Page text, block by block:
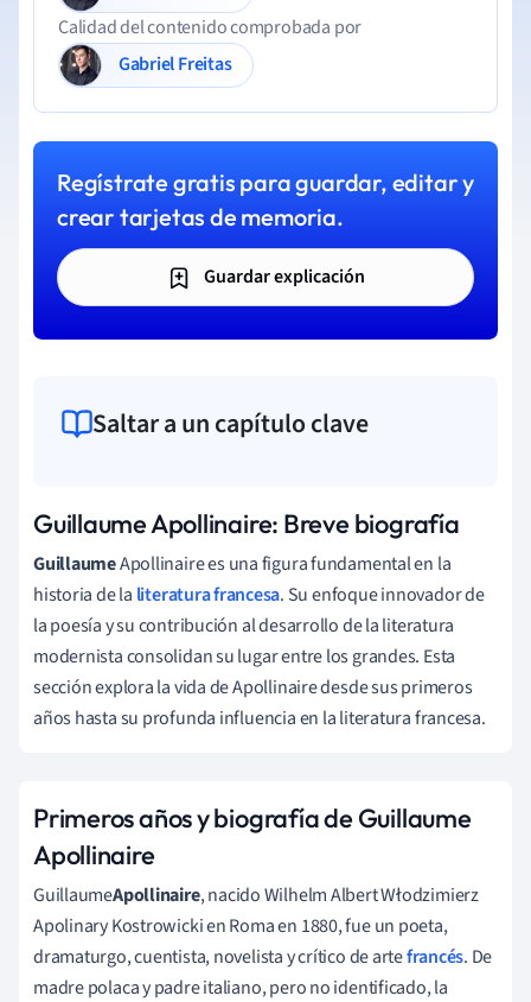
Calidad del contenido comprobada por
Gabriel Freitas
Regístrate gratis para guardar, editar y
crear tarjetas de memoria.
Guardar explicación
Saltar a un capítulo clave
Guillaume Apollinaire: Breve biografía
GuillaumeApollinaire es una figura fundamental en la
historia de la literatura francesa. Su enfoque innovador de
la poesía y su contribución al desarrollo de la literatura
modernista consolidan su lugar entre los grandes. Esta
sección explora la vida de Apollinaire desde sus primeros
años hasta su profunda influencia en la literatura francesa.
Primeros años y biografía de Guillaume
Apollinaire
GuillaumeApollinaire, nacido Wilhelm Albert Włodzimierz
Apolinary Kostrowicki en Roma en 1880, fue un poeta,
dramaturgo, cuentista, novelista y crítico de artefrancés. De
madre polaca y padre italiano, pero no identificado, la